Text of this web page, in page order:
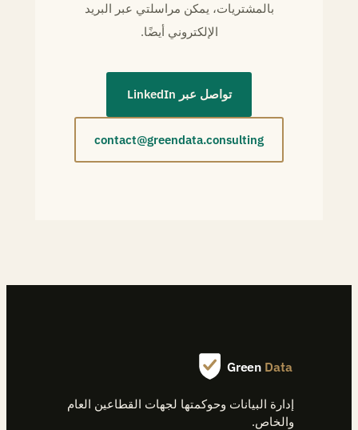
بالمشتريات، يمكن مراسلتي عبر البريد
الإلكتروني أيضًا.
تواصل عبر LinkedIn
contact@greendata.consulting
Green Data
إدارة البيانات وحوكمتها لجهات القطاعين العام
والخاص.